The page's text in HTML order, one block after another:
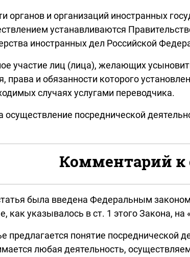
органов и организаций иностранных
устанавливаются
иностранных дел Российской
участие лиц (лица), желающих
права и обязанности которого
случаях услугами переводчика.
осуществление посреднической
Комментарий к
была введена Федеральным
как указывалось в ст. 1 этого Закона,
предлагается понятие
любая деятельность,